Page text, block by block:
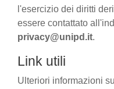
l'esercizio dei diritti
essere contattato
privacy@unipd.it.
Link utili
Ulteriori informazioni